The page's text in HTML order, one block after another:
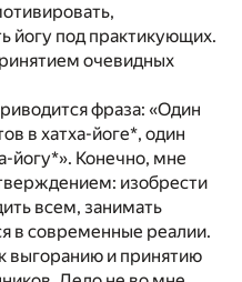
йогу под практикующих.
очевидных
фраза: «Один
в хатха-йоге*, один
йогу*». Конечно, мне
изобрести
всем, занимать
в современные реалии.
выгоранию и принятию